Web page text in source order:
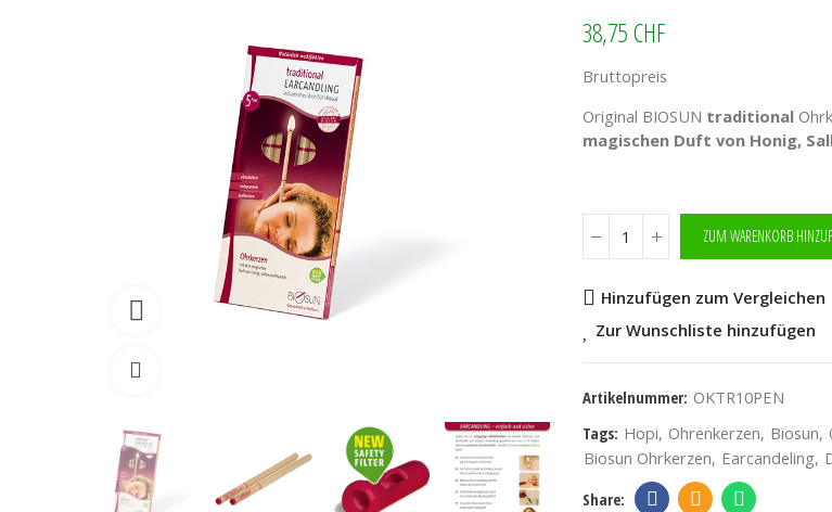
Watch video
38,75 CHF
Bruttopreis
Original BIOSUN traditional
magischen Duft von Honig,
ZUM WARENKORB
Hinzufügen zum Vergleichen
Zur Wunschliste hinzufügen
Artikelnummer: OKTR10PEN
Tags: Hopi Ohrenkerzen Biosun
Biosun Ohrkerzen Earcandeling